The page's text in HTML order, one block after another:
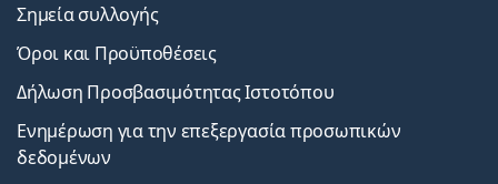
Σημεία συλλογής
Όροι και Προϋποθέσεις
Δήλωση Προσβασιμότητας Ιστοτόπου
Ενημέρωση για την επεξεργασία προσωπικών
δεδομένων